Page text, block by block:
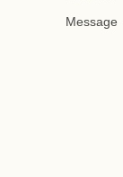
Message